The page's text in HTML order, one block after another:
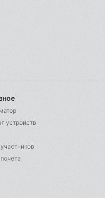
устройств